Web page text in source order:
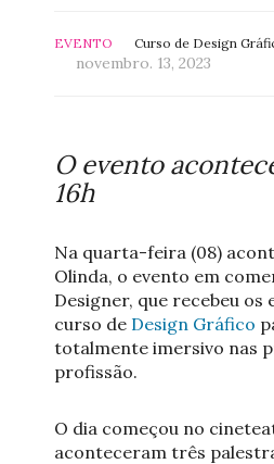
EVENTO Curso de Design
novembro. 13, 2023
O evento
16h
Na quarta-feira (08)
Olinda, o evento em
Designer, que recebeu os
curso de Design Gráfico
totalmente imersivo nas
profissão.
O dia começou no
aconteceram três